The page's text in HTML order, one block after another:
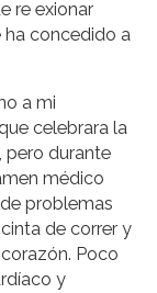
re exionar
ha concedido a
a mi
celebrara la
pero durante
médico
problemas
de correr y
Poco
y